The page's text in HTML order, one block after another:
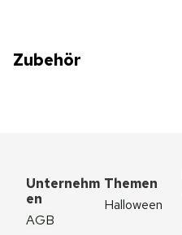
Zubehör
Unternehm
en
AGB
Themen
Halloween